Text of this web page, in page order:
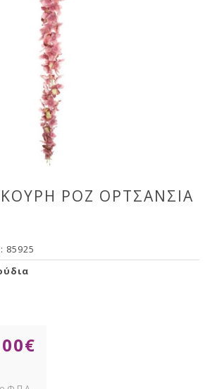
ΡΟΖ ΟΡΤΣΑΝΣΙΑ
85925
€